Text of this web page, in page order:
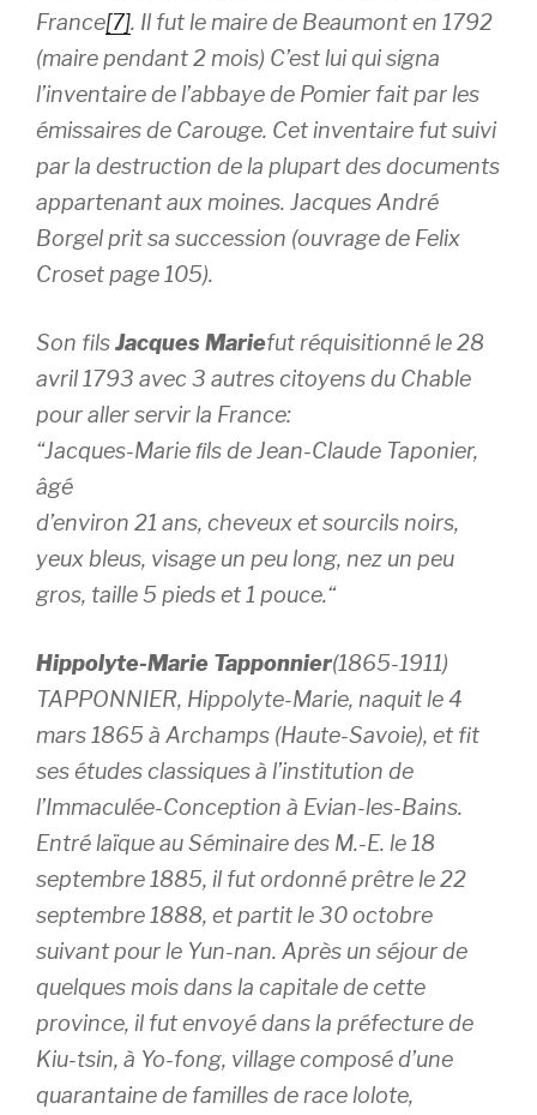
France[7]. Il fut le maire de Beaumont en 1792
(maire pendant 2 mois) C’est lui qui signa
l’inventaire de l’abbaye de Pomier fait par les
émissaires de Carouge. Cet inventaire fut suivi
par la destruction de la plupart des documents
appartenant aux moines. Jacques André
Borgel prit sa succession (ouvrage de Felix
Croset page 105).
Son filsJacques Mariefut réquisitionné le 28
avril 1793 avec 3 autres citoyens du Chable
pour aller servir la France:
“Jacques-Marie ﬁls de Jean-Claude Taponier,
âgé
d’environ 21 ans, cheveux et sourcils noirs,
yeux bleus, visage un peu long, nez un peu
gros, taille 5 pieds et 1 pouce.“
Hippolyte-Marie Tapponnier(1865-1911)
TAPPONNIER, Hippolyte-Marie, naquit le 4
mars 1865 à Archamps (Haute-Savoie), et fit
ses études classiques à l’institution de
l’Immaculée-Conception à Evian-les-Bains.
Entré laïque au Séminaire des M.-E. le 18
septembre 1885, il fut ordonné prêtre le 22
septembre 1888, et partit le 30 octobre
suivant pour le Yun-nan. Après un séjour de
quelques mois dans la capitale de cette
province, il fut envoyé dans la préfecture de
Kiu-tsin, à Yo-fong, village composé d’une
quarantaine de familles de race lolote,